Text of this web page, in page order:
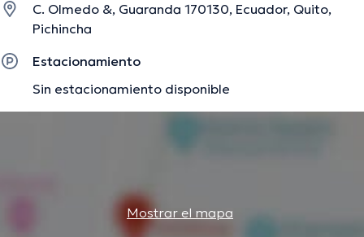
C. Olmedo &, Guaranda 170130, Ecuador, Quito,
Pichincha
Estacionamiento
Sin estacionamiento disponible
Mostrar el mapa